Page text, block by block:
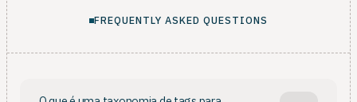
FREQUENTLY ASKED QUESTIONS